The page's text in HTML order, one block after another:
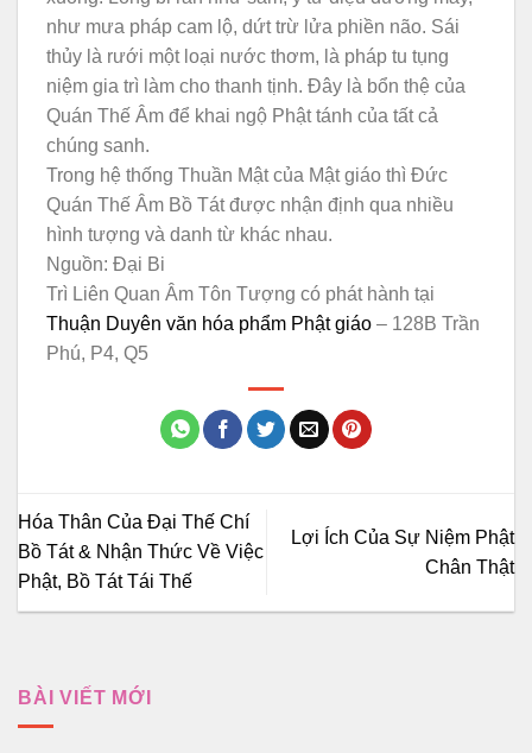
như mưa pháp cam lộ, dứt trừ lửa phiền não. Sái
thủy là rưới một loại nước thơm, là pháp tu tụng
niệm gia trì làm cho thanh tịnh. Đây là bổn thệ của
Quán Thế Âm để khai ngộ Phật tánh của tất cả
chúng sanh.
Trong hệ thống Thuần Mật của Mật giáo thì Đức
Quán Thế Âm Bồ Tát được nhận định qua nhiều
hình tượng và danh từ khác nhau.
Nguồn: Đại Bi
Trì Liên Quan Âm Tôn Tượng có phát hành tại
Thuận Duyên văn hóa phẩm Phật giáo – 128B Trần
Phú, P4, Q5
Hóa Thân Của Đại Thế Chí
Bồ Tát & Nhận Thức Về Việc
Phật, Bồ Tát Tái Thế
Lợi Ích Của Sự Niệm Phật
Chân Thật
BÀI VIẾT MỚI